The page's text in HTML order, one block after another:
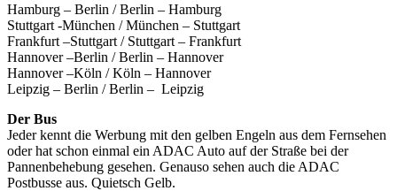
Hamburg – Berlin / Berlin – Hamburg
Stuttgart -München / München – Stuttgart
Frankfurt –Stuttgart / Stuttgart – Frankfurt
Hannover –Berlin / Berlin – Hannover
Hannover –Köln / Köln – Hannover
Leipzig – Berlin / Berlin – Leipzig
Der Bus
Jeder kennt die Werbung mit den gelben Engeln aus dem Fernsehen
oder hat schon einmal ein ADAC Auto auf der Straße bei der
Pannenbehebung gesehen. Genauso sehen auch die ADAC
Postbusse aus. Quietsch Gelb.